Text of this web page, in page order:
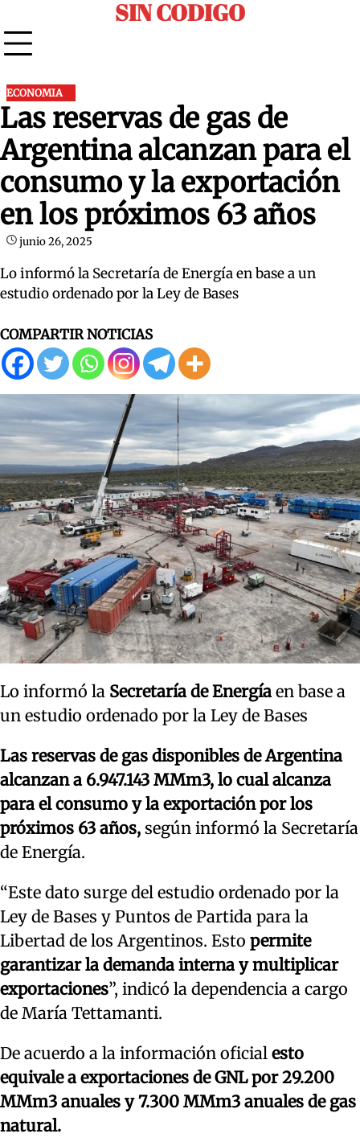
to
content
SIN CODIGO
ECONOMIA
Las reservas de gas de
Argentina alcanzan para el
consumo y la exportación
en los próximos 63 años
junio 26, 2025
Lo informó la Secretaría de Energía en base a un
estudio ordenado por la Ley de Bases
COMPARTIR NOTICIAS
Lo informó la Secretaría de Energía en base a
un estudio ordenado por la Ley de Bases
Las reservas de gas disponibles de Argentina
alcanzan a 6.947.143 MMm3, lo cual alcanza
para el consumo y la exportación por los
próximos 63 años, según informó la Secretaría
de Energía.
“Este dato surge del estudio ordenado por la
Ley de Bases y Puntos de Partida para la
Libertad de los Argentinos. Esto permite
garantizar la demanda interna y multiplicar
exportaciones”, indicó la dependencia a cargo
de María Tettamanti.
De acuerdo a la información oficial esto
equivale a exportaciones de GNL por 29.200
MMm3 anuales y 7.300 MMm3 anuales de gas
natural.